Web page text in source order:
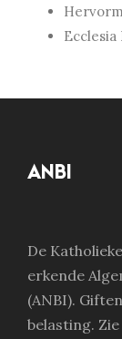
ANBI
De
erkende
(ANBI).
belasting.